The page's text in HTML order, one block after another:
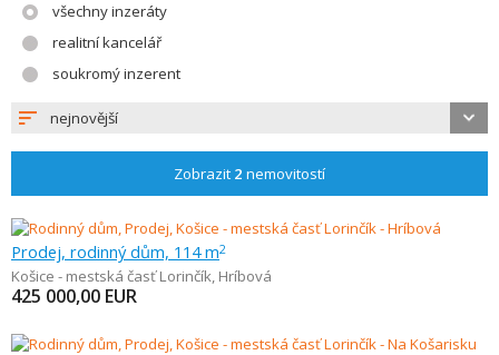
všechny inzeráty
realitní kancelář
soukromý inzerent
nejnovější
Zobrazit 2 nemovitostí
Prodej, rodinný dům, 114 m2
Košice - mestská časť Lorinčík, Hríbová
425 000,00 EUR